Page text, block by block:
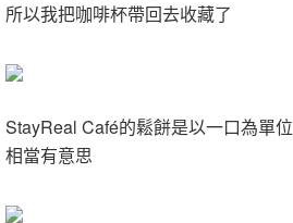
所以我把咖啡杯帶回去收藏了
StayReal Café的鬆餅是以一口為單位
相當有意思